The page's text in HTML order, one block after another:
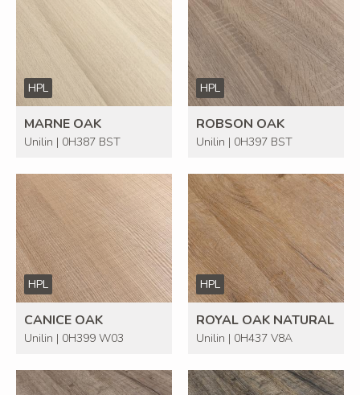
HPL
MARNE OAK
Unilin | 0H387 BST
HPL
ROBSON OAK
Unilin | 0H397 BST
HPL
CANICE OAK
Unilin | 0H399 W03
HPL
ROYAL OAK NATURAL
Unilin | 0H437 V8A